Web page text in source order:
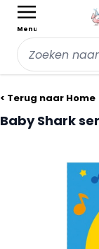
Menu
< Terug naar Home
Baby Shark